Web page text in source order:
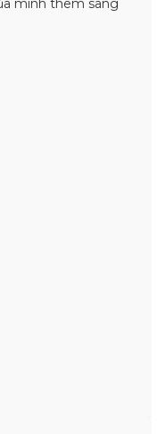
mình thêm sang